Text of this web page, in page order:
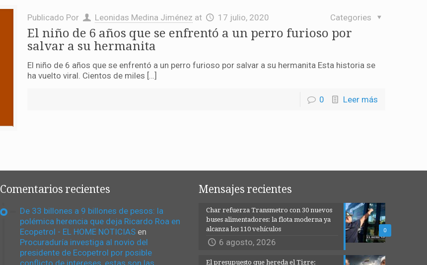
Publicado Por Leonidas Medina Jiménez at 17 julio, 2020 Categories
El niño de 6 años que se enfrentó a un perro furioso por
salvar a su hermanita
El niño de 6 años que se enfrentó a un perro furioso por salvar a su hermanita Esta historia se
ha vuelto viral. Cientos de miles […]
0 Leer más
Comentarios recientes
De 33 billones a 9 billones de pesos: la
polémica herencia que deja Ricardo Roa en
Ecopetrol - EL HOME NOTICIASen
Procuraduría investiga al novio del
presidente de Ecopetrol por posible
conflicto de intereses, estas son las
Mensajes recientes
0
Char refuerza Transmetro con 30 nuevos
buses alimentadores: la flota moderna ya
alcanza los 110 vehículos
6 agosto, 2026
El presupuesto que hereda el Tigre: